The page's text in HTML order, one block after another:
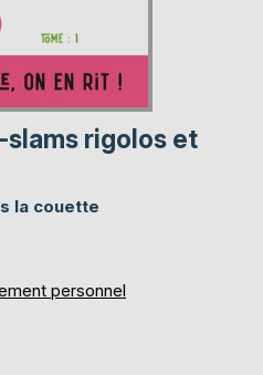
rigolos et
la couette
personnel